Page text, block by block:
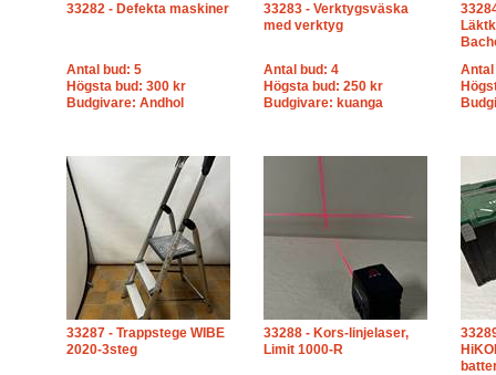
33282 - Defekta maskiner
Antal bud: 5
Högsta bud: 300 kr
Budgivare: Andhol
33283 - Verktygsväska
med verktyg
Antal bud: 4
Högsta bud: 250 kr
Budgivare: kuanga
Antal
33287 - Trappstege WIBE
2020-3steg
33288 - Kors-linjelaser,
Limit 1000-R